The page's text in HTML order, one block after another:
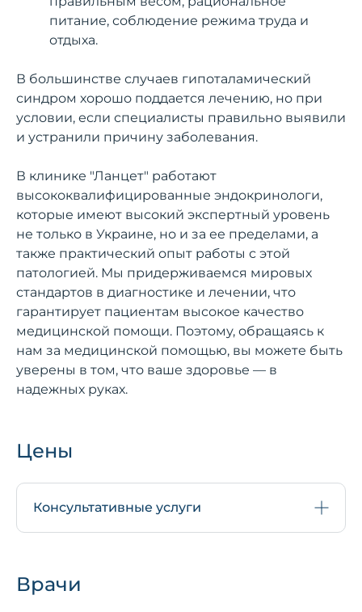
питание, соблюдение режима труда и
отдыха.
В большинстве случаев гипоталамический
синдром хорошо поддается лечению, но при
условии, если специалисты правильно выявили
и устранили причину заболевания.
В клинике "Ланцет" работают
высококвалифицированные эндокринологи,
которые имеют высокий экспертный уровень
не только в Украине, но и за ее пределами, а
также практический опыт работы с этой
патологией. Мы придерживаемся мировых
стандартов в диагностике и лечении, что
гарантирует пациентам высокое качество
медицинской помощи. Поэтому, обращаясь к
нам за медицинской помощью, вы можете быть
уверены в том, что ваше здоровье — в
надежных руках.
Цены
Консультативные услуги
Врачи